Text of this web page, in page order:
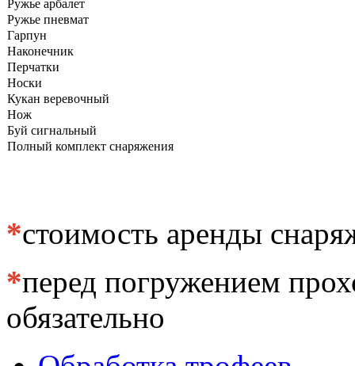
Ружье арбалет
Ружье пневмат
Гарпун
Наконечник
Перчатки
Носки
Кукан веревочный
Нож
Буй сигнальный
Полный комплект снаряжения
*стоимость аренды
*перед погружением
обязательно